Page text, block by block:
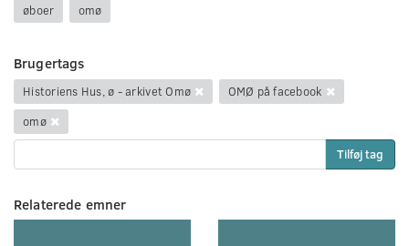
øboer omø
Brugertags
Historiens Hus, ø - arkivet Omø
OMØ på facebook
omø
Tilføj tag
Relaterede emner